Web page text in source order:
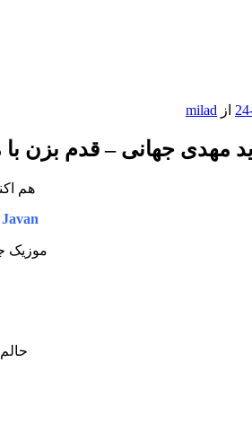
از milad
مهدی جهانی – قدم بزن
هم
موزیک